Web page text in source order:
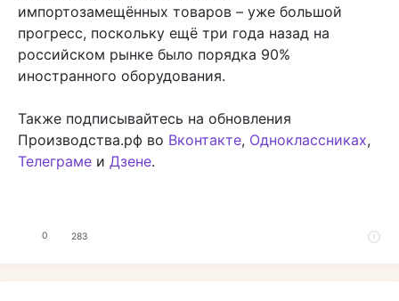
импортозамещённых товаров – уже большой
прогресс, поскольку ещё три года назад на
российском рынке было порядка 90%
иностранного оборудования.
Также подписывайтесь на обновления
Производства.рф во Вконтакте, Одноклассниках,
Телеграме и Дзене.
0 283